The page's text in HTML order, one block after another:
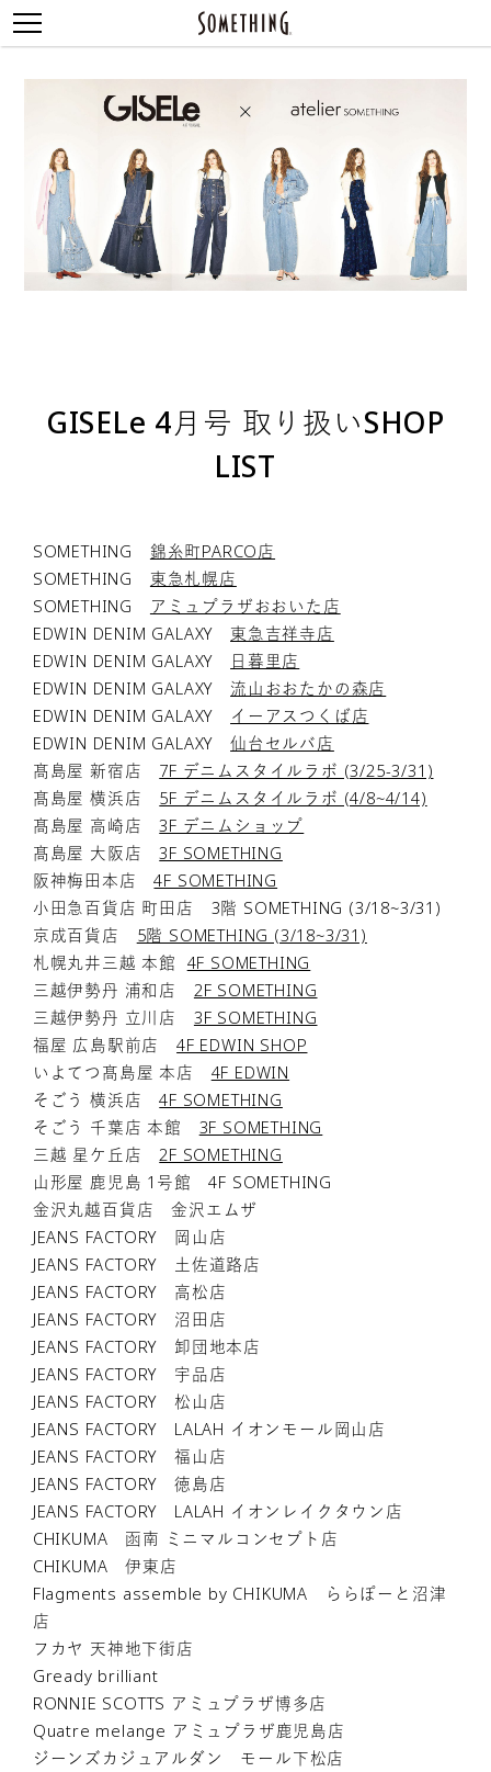
GISELe 4月号 取り扱いSHOP
LIST
SOMETHING 錦糸町PARCO店
SOMETHING 東急札幌店
SOMETHING
アミュプラザおおいた店
EDWIN DENIM GALAXY 東急吉祥寺店
EDWIN DENIM GALAXY
日暮里店
EDWIN DENIM GALAXY 流山おおたかの森店
EDWIN DENIM GALAXY イーアスつくば店
EDWIN DENIM GALAXY仙台セルバ店
髙島屋 新宿店 7F デニムスタイルラボ (3/25-3/31)
髙島屋 横浜店 5F デニムスタイルラボ (4/8~4/14)
髙島屋 高崎店3F デニムショップ
髙島屋 大阪店3F SOMETHING
阪神梅田本店4F SOMETHING
小田急百貨店 町田店 3階 SOMETHING (3/18~3/31)
京成百貨店 5階 SOMETHING (3/18~3/31)
札幌丸井三越 本館 4F SOMETHING
三越伊勢丹 浦和店 2F SOMETHING
三越伊勢丹 立川店 3F SOMETHING
福屋 広島駅前店4F EDWIN SHOP
いよてつ髙島屋 本店 4F EDWIN
そごう 横浜店4F SOMETHING
そごう 千葉店 本館 3F SOMETHING
三越 星ケ丘店 2F SOMETHING
山形屋 鹿児島 1号館 4F SOMETHING
金沢丸越百貨店 金沢エムザ
JEANS FACTORY 岡山店
JEANS FACTORY 土佐道路店
JEANS FACTORY 高松店
JEANS FACTORY 沼田店
JEANS FACTORY 卸団地本店
JEANS FACTORY 宇品店
JEANS FACTORY 松山店
JEANS FACTORY LALAH イオンモール岡山店
JEANS FACTORY 福山店
JEANS FACTORY 徳島店
JEANS FACTORY LALAH イオンレイクタウン店
CHIKUMA 函南 ミニマルコンセプト店
CHIKUMA 伊東店
Flagments assemble by CHIKUMA ららぽーと沼津
店
フカヤ 天神地下街店
Gready brilliant
RONNIE SCOTTS アミュプラザ博多店
Quatre melange アミュプラザ鹿児島店
ジーンズカジュアルダン モール下松店